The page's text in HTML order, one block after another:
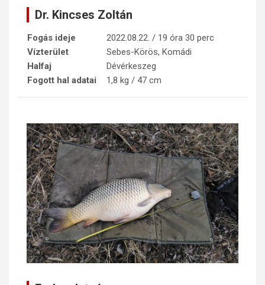
Dr. Kincses Zoltán
Fogás ideje
2022.08.22. / 19 óra 30 perc
Vízterület
Sebes-Körös, Komádi
Halfaj
Dévérkeszeg
Fogott hal adatai
1,8 kg / 47 cm